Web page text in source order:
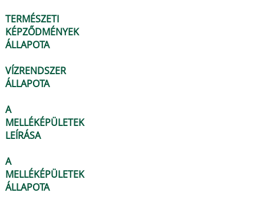
TERMÉSZETI
KÉPZŐDMÉNYEK
ÁLLAPOTA
VÍZRENDSZER
ÁLLAPOTA
A
MELLÉKÉPÜLETEK
LEÍRÁSA
A
MELLÉKÉPÜLETEK
ÁLLAPOTA